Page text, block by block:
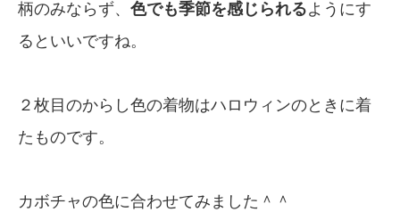
柄のみならず、 色でも季節を感じられるようにす
るといいですね。
２枚目のからし色の着物はハロウィンのときに着
たものです。
カボチャの色に合わせてみました＾＾